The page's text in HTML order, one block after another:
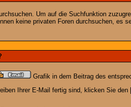
Um auf die Suchfunktion
keine privaten Foren durchsuchen, es
Grafik in dem Beitrag des
Ihrer E-Mail fertig sind, klicken Sie